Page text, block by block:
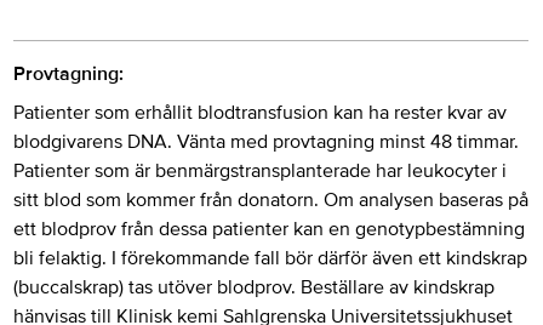
Provtagning:
Patienter som erhållit blodtransfusion kan ha rester kvar av
blodgivarens DNA. Vänta med provtagning minst 48 timmar.
Patienter som är benmärgstransplanterade har leukocyter i
sitt blod som kommer från donatorn. Om analysen baseras på
ett blodprov från dessa patienter kan en genotypbestämning
bli felaktig. I förekommande fall bör därför även ett kindskrap
(buccalskrap) tas utöver blodprov. Beställare av kindskrap
hänvisas till Klinisk kemi Sahlgrenska Universitetssjukhuset